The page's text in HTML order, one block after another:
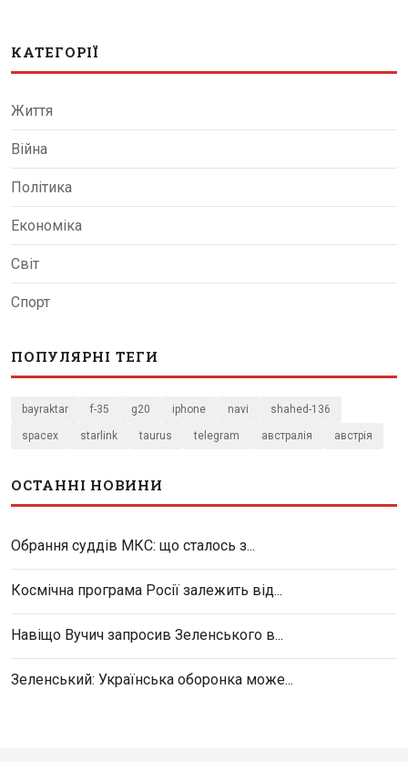
КАТЕГОРІЇ
Життя
Війна
Політика
Економіка
Світ
Спорт
ПОПУЛЯРНІ ТЕГИ
bayraktar f-35 g20 iphone navi shahed-136
spacex starlink taurus telegram австралія австрія
ОСТАННІ НОВИНИ
Обрання суддів МКС: що сталось з...
Космічна програма Росії залежить від...
Навіщо Вучич запросив Зеленського в...
Зеленський: Українська оборонка може...